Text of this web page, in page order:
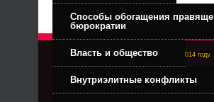
Способы обогащения
бюрократии
Власть и общество
Внутриэлитные конфликты
Right-Dexter-ПРАВЫЙ ФРОНТ. Основан в 2014 году.
Связь с администрацией